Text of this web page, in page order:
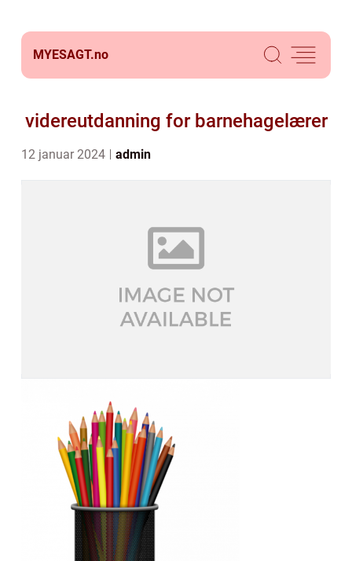
MYESAGT.no
videreutdanning for barnehagelærer
12 januar 2024 admin